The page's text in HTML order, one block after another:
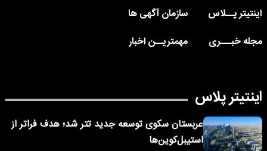
اینتیتر پــلاس
سازمان آگهی ها
مجله خبـــری
مهمتریــن اخبار
اینتیتر پلاس
عربستان سکوی توسعه جدید تتر شد؛ هدف فراتر از
استیبل‌کوین‌ها